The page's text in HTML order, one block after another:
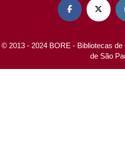
 
© 2013 - 2024 BORE - Bibliotecas
de São